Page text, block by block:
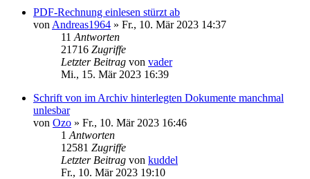
PDF-Rechnung einlesen stürzt ab
von Andreas1964 » Fr., 10. Mär 2023 14:37
11 Antworten
21716 Zugriffe
Letzter Beitrag von vader
Mi., 15. Mär 2023 16:39
Schrift von im Archiv hinterlegten Dokumente manchmal
unlesbar
von Ozo » Fr., 10. Mär 2023 16:46
1 Antworten
12581 Zugriffe
Letzter Beitrag von kuddel
Fr., 10. Mär 2023 19:10